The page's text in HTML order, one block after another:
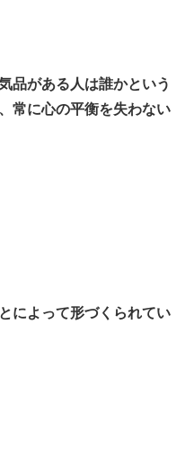
品がある人は誰かという
常に心の平衡を失わない
によって形づくられてい